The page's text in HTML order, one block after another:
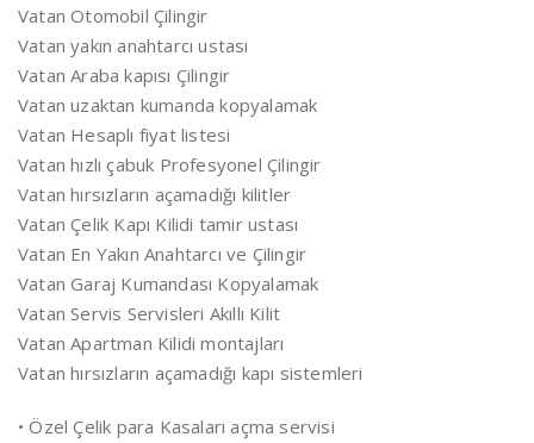
Vatan Otomobil Çilingir
Vatan yakın anahtarcı ustası
Vatan Araba kapısı Çilingir
Vatan uzaktan kumanda kopyalamak
Vatan Hesaplı fiyat listesi
Vatan hızlı çabuk Profesyonel Çilingir
Vatan hırsızların açamadığı kilitler
Vatan Çelik Kapı Kilidi tamir ustası
Vatan En Yakın Anahtarcı ve Çilingir
Vatan Garaj Kumandası Kopyalamak
Vatan Servis Servisleri Akıllı Kilit
Vatan Apartman Kilidi montajları
Vatan hırsızların açamadığı kapı sistemleri
• Özel Çelik para Kasaları açma servisi